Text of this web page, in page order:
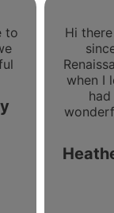
to
Hi
when I